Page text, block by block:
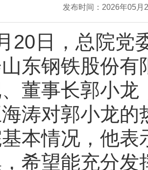
发布时间：2026年05月
20日，总院党
东钢铁股份有
董事长郭小龙
涛对郭小龙的
本情况，他
希望能充分发